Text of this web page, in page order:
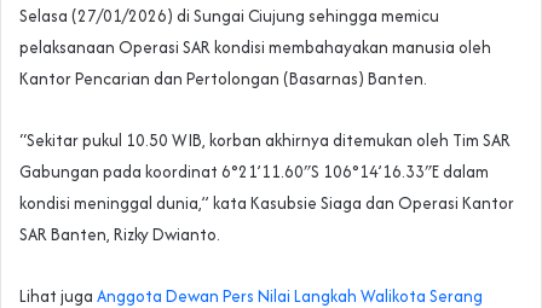
Selasa (27/01/2026) di Sungai Ciujung sehingga memicu
pelaksanaan Operasi SAR kondisi membahayakan manusia oleh
Kantor Pencarian dan Pertolongan (Basarnas) Banten.
“Sekitar pukul 10.50 WIB, korban akhirnya ditemukan oleh Tim SAR
Gabungan pada koordinat 6°21’11.60″S 106°14’16.33″E dalam
kondisi meninggal dunia,” kata Kasubsie Siaga dan Operasi Kantor
SAR Banten, Rizky Dwianto.
Lihat juga Anggota Dewan Pers Nilai Langkah Walikota Serang